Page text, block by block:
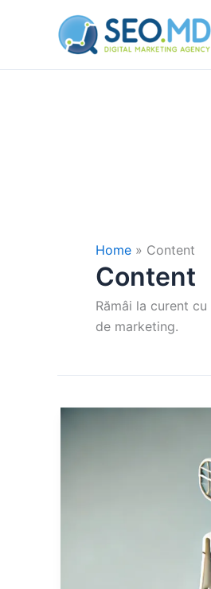
Home » Content
Content
Rămâi la curent
de marketing.